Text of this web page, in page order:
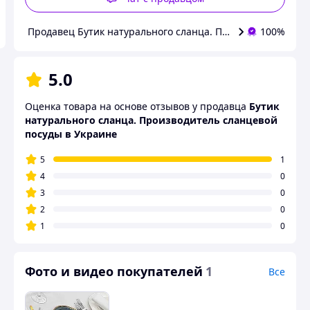
Продавец Бутик натурального сланца. Производитель
100%
5.0
Оценка товара на основе отзывов у продавца Бутик
натурального сланца. Производитель сланцевой
посуды в Украине
5
1
4
0
3
0
2
0
1
0
Фото и видео покупателей 1 Все